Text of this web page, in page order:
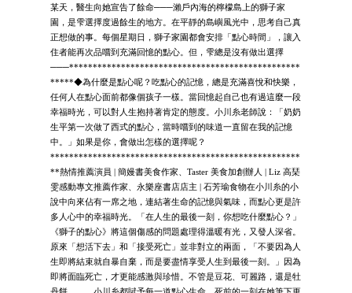
某天，醫生向她宣告了餘命───瀨戶內海的檸檬島上的獅子家
園，是雫選擇度過餘生的地方。在平靜的島嶼風光中，思考自己真
正想做的事。每個星期日，獅子家園都會安排「點心時間」，讓入
住者能再次品嚐到充滿回憶的點心。但，雫總是沒有做出選擇
───*************************************************
*****◆為什麼是點心呢？吃點心的記憶，總是充滿喜悅和快樂，
任何人在點心面前都像個孩子一樣。當回憶起自己也有過這麼一段
幸福時光，可以對人生抱持著肯定的態度。小川糸老師說：「奶奶
生平第一次做了西式的點心，當時嚐到的味道一直留在我的記憶
中。」如果是你，會做出怎樣的選擇呢？
*****************************************************
**熱情推薦演員 | 簡嫚書美食作家、Taster 美食加創辦人 | Liz 高琹
雯感動專文推薦作家、永樂座書店店主 | 石芳瑜食物在小川糸的小
說中向來佔有一席之地，連結著生命的記憶與氣味，而點心更是許
多人心中的幸福時光。「在人生的最後一刻，你想吃什麼點心？」
《獅子的點心》將這個傷感的問題處理得溫暖有光，又發人深省。
原來「想活下去」和「接受死亡」並非對立的兩面，「不要因為人
生即將結束就自暴自棄，而是要盡情享受人生到最後一刻。」因為
即將面臨死亡，才更能感激與珍惜。不管是豆花、可麗路，還是牡